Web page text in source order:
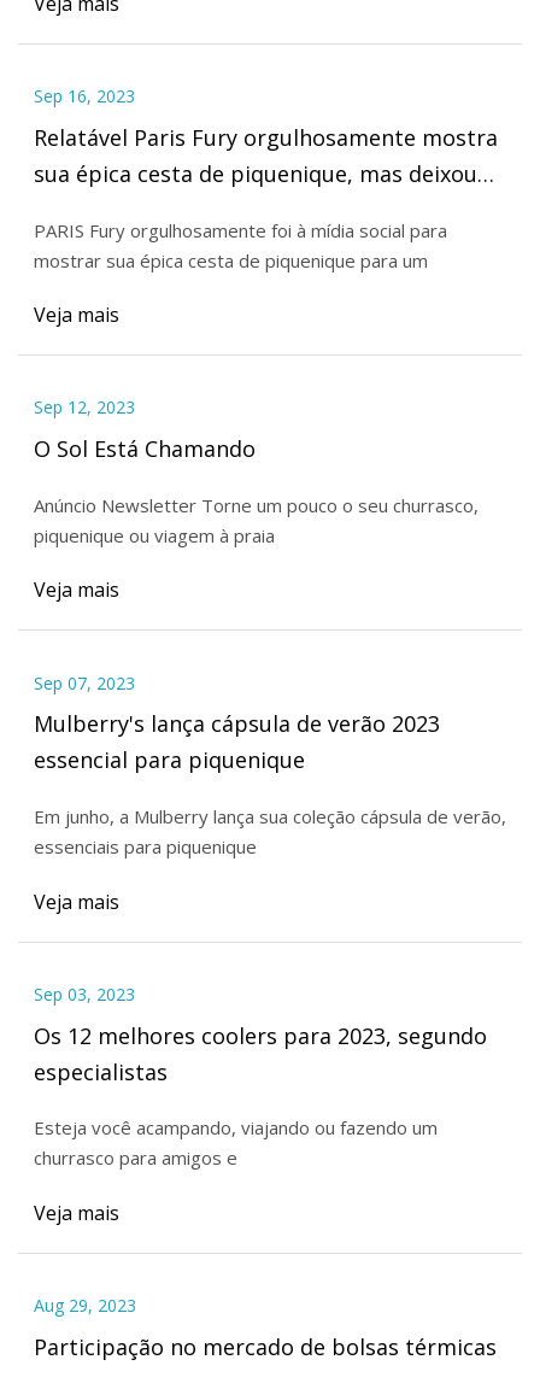
Sep 16, 2023
Relatável Paris Fury orgulhosamente mostra
sua épica cesta de piquenique, mas deixou
PARIS Fury orgulhosamente foi à mídia social para
mostrar sua épica cesta de piquenique para um
Veja mais
Sep 12, 2023
O Sol Está Chamando
Anúncio Newsletter Torne um pouco o seu churrasco,
piquenique ou viagem à praia
Veja mais
Sep 07, 2023
Mulberry's lança cápsula de verão 2023
essencial para piquenique
Em junho, a Mulberry lança sua coleção cápsula de verão,
essenciais para piquenique
Veja mais
Sep 03, 2023
Os 12 melhores coolers para 2023, segundo
especialistas
Esteja você acampando, viajando ou fazendo um
churrasco para amigos e
Veja mais
Aug 29, 2023
Participação no mercado de bolsas térmicas